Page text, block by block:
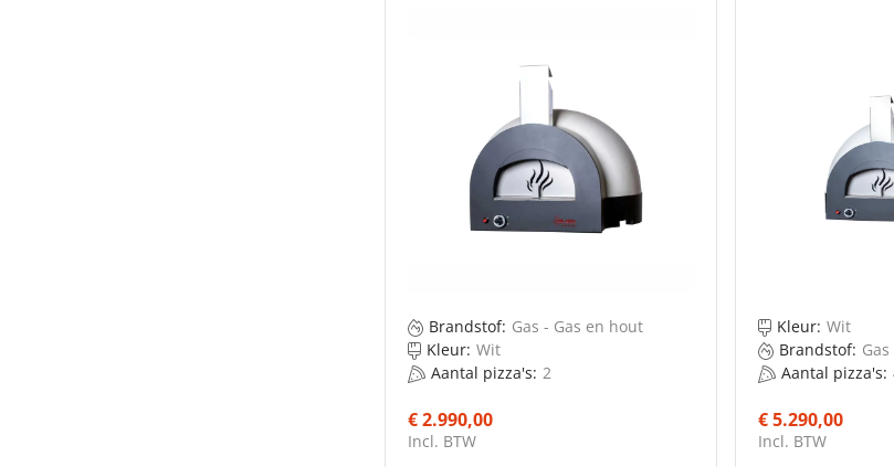
Brandstof: Gas - Gas en hout
Kleur: Wit
Aantal pizza's: 2
€ 2.990,00
Incl. BTW
Kleur: Wit
Brandstof:
Aantal pizza's:
€ 5.290,00
Incl. BTW